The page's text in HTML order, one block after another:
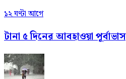
১২ ঘণ্টা আগে
টানা ৫ দিনের আবহাওয়া